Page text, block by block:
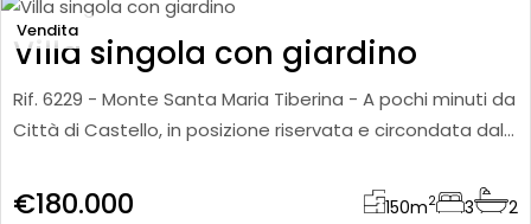
Vendita
Villa singola con giardino
Rif. 6229 - Monte Santa Maria Tiberina - A pochi minuti da
Città di Castello, in posizione riservata e circondata dal
€180.000 150m2 3 2